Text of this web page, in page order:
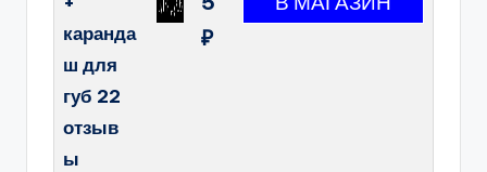
каранда
ш для
губ 22
отзыв
ы
₽